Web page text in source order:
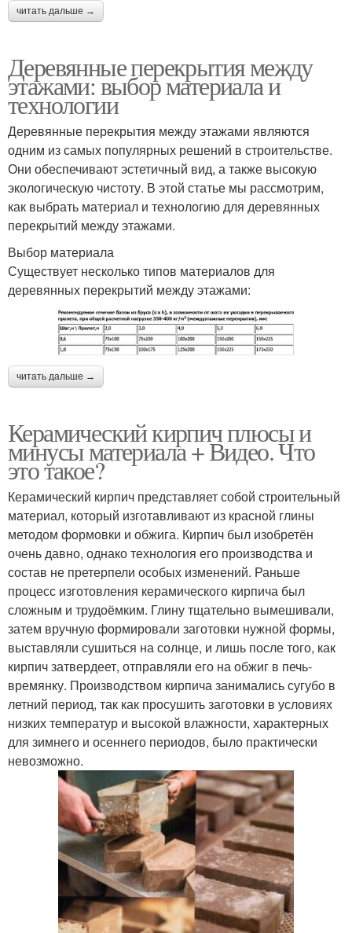
читать дальше →
Деревянные перекрытия между
этажами: выбор материала и
технологии
Деревянные перекрытия между этажами являются
одним из самых популярных решений в строительстве.
Они обеспечивают эстетичный вид, а также высокую
экологическую чистоту. В этой статье мы рассмотрим,
как выбрать материал и технологию для деревянных
перекрытий между этажами.
Выбор материала
Существует несколько типов материалов для
деревянных перекрытий между этажами:
читать дальше →
Керамический кирпич плюсы и
минусы материала + Видео. Что
это такое?
Керамический кирпич представляет собой строительный
материал, который изготавливают из красной глины
методом формовки и обжига. Кирпич был изобретён
очень давно, однако технология его производства и
состав не претерпели особых изменений. Раньше
процесс изготовления керамического кирпича был
сложным и трудоёмким. Глину тщательно вымешивали,
затем вручную формировали заготовки нужной формы,
выставляли сушиться на солнце, и лишь после того, как
кирпич затвердеет, отправляли его на обжиг в печь-
времянку. Производством кирпича занимались сугубо в
летний период, так как просушить заготовки в условиях
низких температур и высокой влажности, характерных
для зимнего и осеннего периодов, было практически
невозможно.